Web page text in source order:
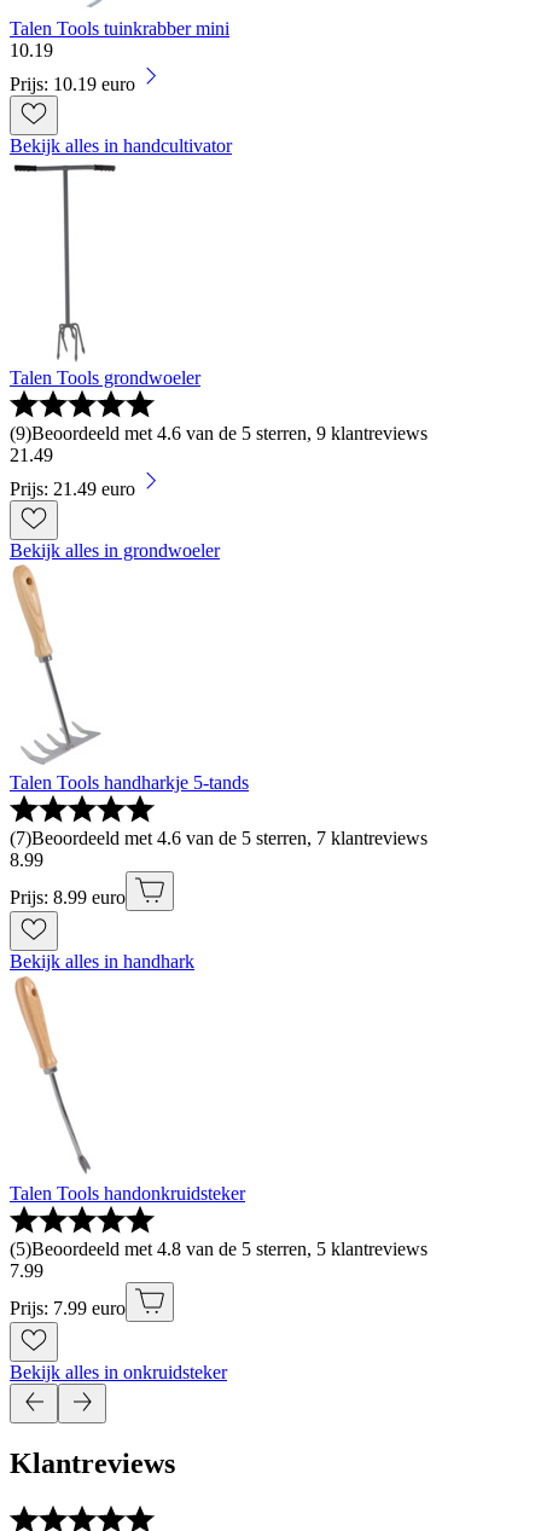
Talen Tools tuinkrabber mini
10.19
Prijs: 10.19 euro
Bekijk alles in handcultivator
Talen Tools grondwoeler
(9)Beoordeeld met 4.6 van de 5 sterren, 9 klantreviews
21.49
Prijs: 21.49 euro
Bekijk alles in grondwoeler
Talen Tools handharkje 5-tands
(7)Beoordeeld met 4.6 van de 5 sterren, 7 klantreviews
8.99
Prijs: 8.99 euro
Bekijk alles in handhark
Talen Tools handonkruidsteker
(5)Beoordeeld met 4.8 van de 5 sterren, 5 klantreviews
7.99
Prijs: 7.99 euro
Bekijk alles in onkruidsteker
Klantreviews